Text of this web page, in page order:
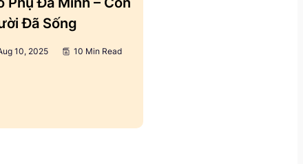
Đã Sống
10, 2025 10 Min Read